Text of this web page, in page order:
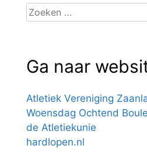
Zoeken
naar:
Ga naar
Atletiek Vereniging
Woensdag Ochtend
de Atletiekunie
hardlopen.nl